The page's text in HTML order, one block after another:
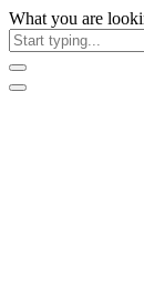
What you are